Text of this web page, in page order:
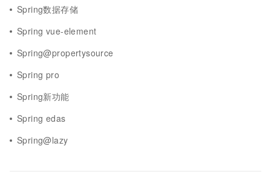
Spring数据存储
Spring vue-element
Spring@propertysource
Spring pro
Spring新功能
Spring edas
Spring@lazy